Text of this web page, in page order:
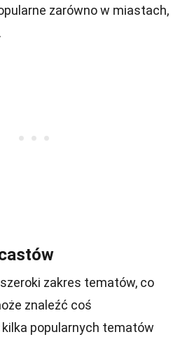
zarówno w miastach,
zakres tematów, co
znaleźć coś
popularnych tematów